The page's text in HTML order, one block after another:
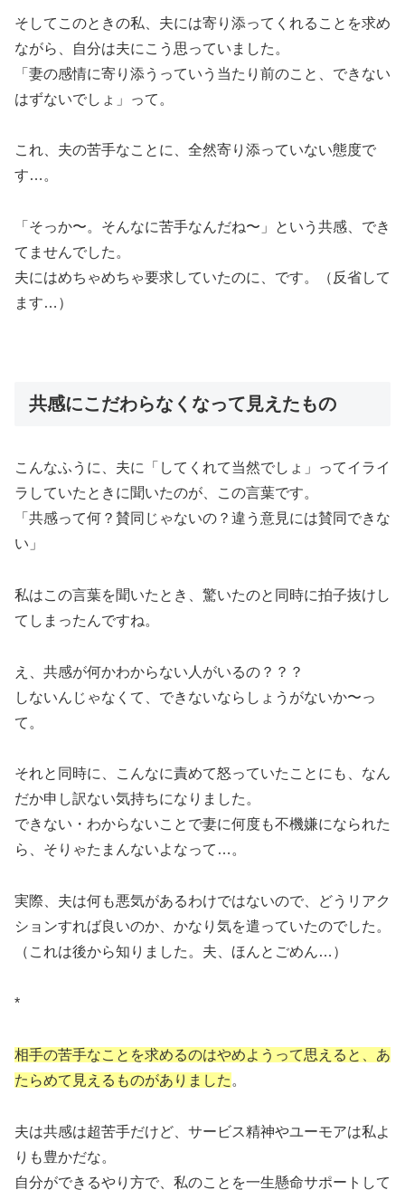
そしてこのときの私、夫には寄り添ってくれることを求め
ながら、自分は夫にこう思っていました。
「妻の感情に寄り添うっていう当たり前のこと、できない
はずないでしょ」って。
これ、夫の苦手なことに、全然寄り添っていない態度で
す…。
「そっか〜。そんなに苦手なんだね〜」という共感、でき
てませんでした。
夫にはめちゃめちゃ要求していたのに、です。（反省して
ます…）
共感にこだわらなくなって見えたもの
こんなふうに、夫に「してくれて当然でしょ」ってイライ
ラしていたときに聞いたのが、この言葉です。
「共感って何？賛同じゃないの？違う意見には賛同できな
い」
私はこの言葉を聞いたとき、驚いたのと同時に拍子抜けし
てしまったんですね。
え、共感が何かわからない人がいるの？？？
しないんじゃなくて、できないならしょうがないか〜っ
て。
それと同時に、こんなに責めて怒っていたことにも、なん
だか申し訳ない気持ちになりました。
できない・わからないことで妻に何度も不機嫌になられた
ら、そりゃたまんないよなって…。
実際、夫は何も悪気があるわけではないので、どうリアク
ションすれば良いのか、かなり気を遣っていたのでした。
（これは後から知りました。夫、ほんとごめん…）
*
相手の苦手なことを求めるのはやめようって思えると、あ
たらめて見えるものがありました 。
夫は共感は超苦手だけど、サービス精神やユーモアは私よ
りも豊かだな。
自分ができるやり方で、私のことを一生懸命サポートして